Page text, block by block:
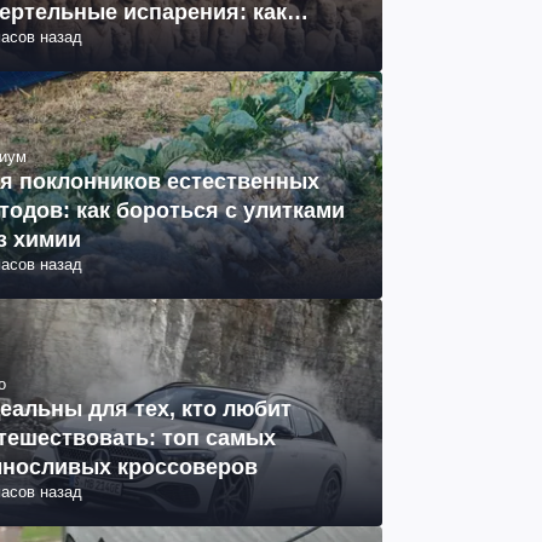
испарения: как
(фото)
назад
поклонников естественных
как бороться с улитками
химии
назад
для тех, кто любит
топ самых
кроссоверов
назад